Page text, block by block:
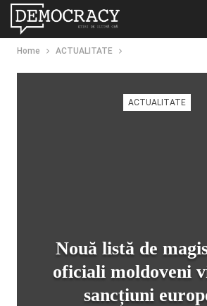
Home ACTUALITATE
ACTUALITATE
Nouă listă de
oficiali moldoveni
sancțiuni